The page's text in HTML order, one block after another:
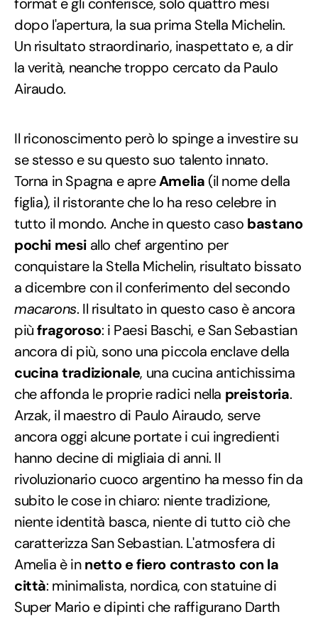
format e gli conferisce, solo quattro mesi
dopo l'apertura, la sua prima Stella Michelin.
Un risultato straordinario, inaspettato e, a dir
la verità, neanche troppo cercato da Paulo
Airaudo.
Il riconoscimento però lo spinge a investire su
se stesso e su questo suo talento innato.
Torna in Spagna e apreAmelia (il nome della
figlia), il ristorante che lo ha reso celebre in
tutto il mondo. Anche in questo caso bastano
pochi mesi allo chef argentino per
conquistare la Stella Michelin, risultato bissato
a dicembre con il conferimento del secondo
macarons. Il risultato in questo caso è ancora
piùfragoroso: i Paesi Baschi, e San Sebastian
ancora di più, sono una piccola enclave della
cucina tradizionale, una cucina antichissima
che affonda le proprie radici nella preistoria.
Arzak, il maestro di Paulo Airaudo, serve
ancora oggi alcune portate i cui ingredienti
hanno decine di migliaia di anni. Il
rivoluzionario cuoco argentino ha messo fin da
subito le cose in chiaro: niente tradizione,
niente identità basca, niente di tutto ciò che
caratterizza San Sebastian. L'atmosfera di
Amelia è innetto e fiero contrasto con la
città: minimalista, nordica, con statuine di
Super Mario e dipinti che raffigurano Darth